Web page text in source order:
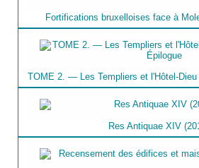
Fortifications bruxelloises face à
TOME 2. — Les Templiers et l'Hôtel-
Res Antiquae XIV